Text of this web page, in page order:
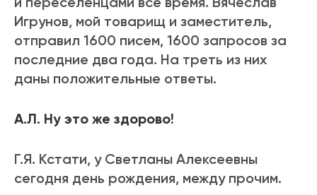
Игрунов, мой товарищ и заместитель,
отправил 1600 писем, 1600 запросов за
последние два года. На треть из них
даны положительные ответы.
А.Л. Ну это же здорово!
Г.Я. Кстати, у Светланы Алексеевны
сегодня день рождения, между прочим.